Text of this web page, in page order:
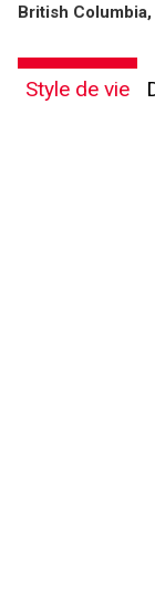
British Columbia,
Style de vie